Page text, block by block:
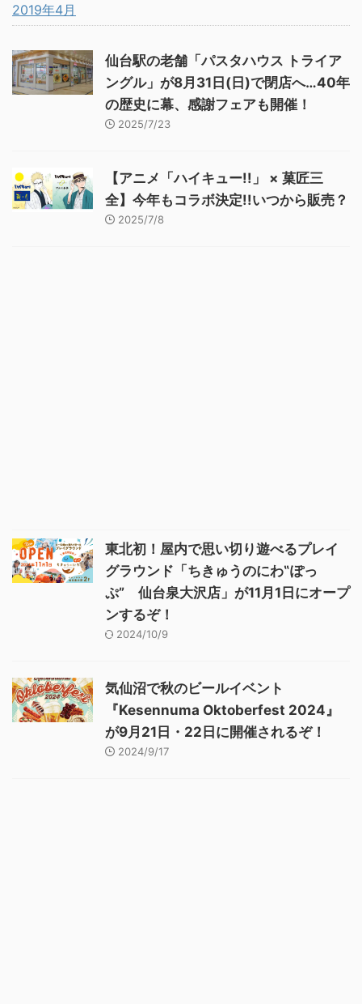
2019年4月
仙台駅の老舗「パスタハウス トライア
ングル」が8月31日(日)で閉店へ…40年
の歴史に幕、感謝フェアも開催！
2025/7/23
【アニメ「ハイキュー!!」 × 菓匠三
全】今年もコラボ決定!!いつから販売？
2025/7/8
東北初！屋内で思い切り遊べるプレイ
グラウンド「ちきゅうのにわ‟ぽっ
ぷ” 仙台泉大沢店」が11月1日にオープ
ンするぞ！
2024/10/9
気仙沼で秋のビールイベント
『Kesennuma Oktoberfest 2024』
が9月21日・22日に開催されるぞ！
2024/9/17